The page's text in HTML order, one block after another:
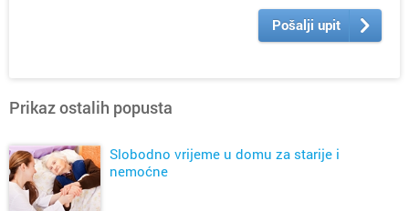
Pošalji upit
Prikaz ostalih popusta
Slobodno vrijeme u domu za starije i
nemoćne